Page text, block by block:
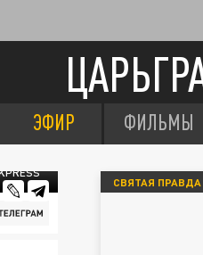
ЭФИР ФИЛЬМЫ
СВЯТАЯ ПРАВДА